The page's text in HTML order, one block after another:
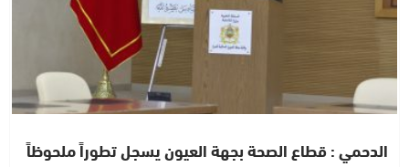
الدحمي : قطاع الصحة بجهة العيون يسجل تطوراً ملحوظاً